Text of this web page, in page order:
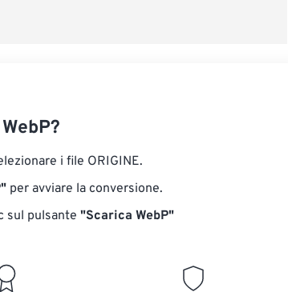
i file ORIGINE.
per avviare la conversione.
sul pulsante "Scarica WebP"